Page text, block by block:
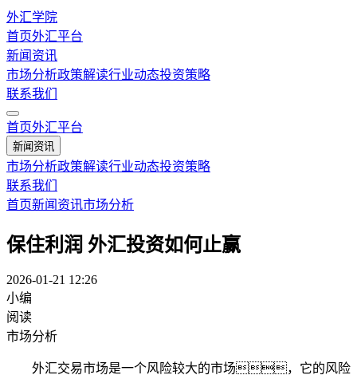
外汇学院
首页外汇平台
新闻资讯
市场分析政策解读行业动态投资策略
联系我们
首页外汇平台
新闻资讯
市场分析政策解读行业动态投资策略
联系我们
首页新闻资讯市场分析
保住利润 外汇投资如何止赢
2026-01-21 12:26
小编
阅读
市场分析
外汇交易市场是一个风险较大的市场，它的风险